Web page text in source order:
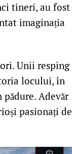
tineri, au fost
imaginația
Unii resping
locului, în
Adevăr
pasionați de